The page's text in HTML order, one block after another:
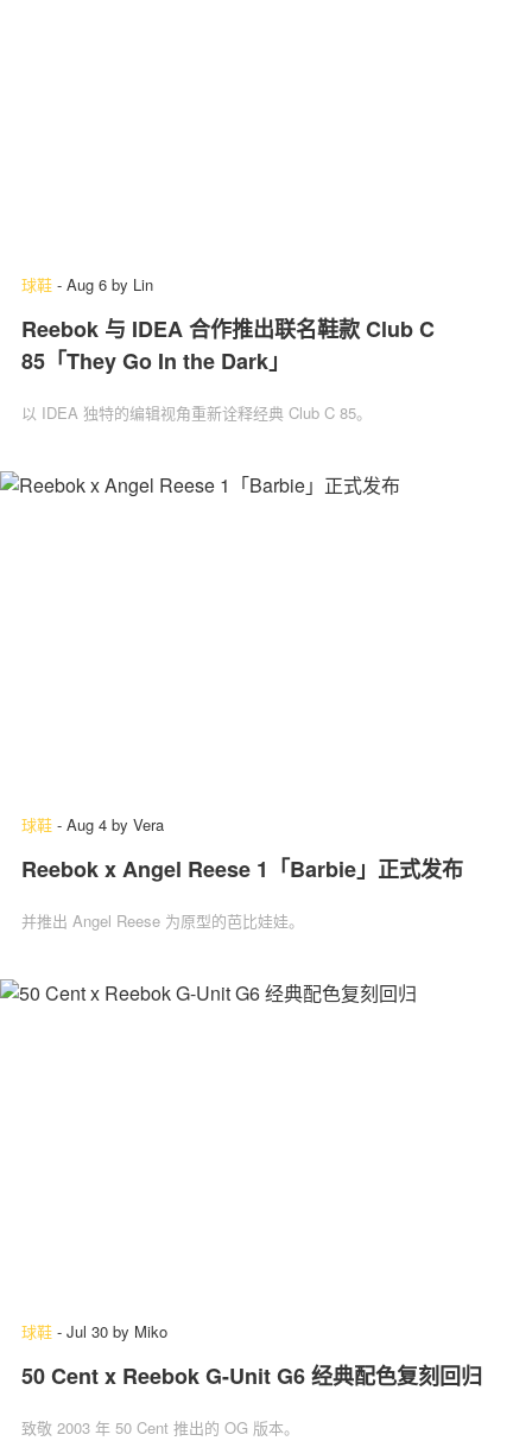
球鞋 - Aug 6 by Lin
Reebok 与 IDEA 合作推出联名鞋款 Club C
85「They Go In the Dark」
以 IDEA 独特的编辑视角重新诠释经典 Club C 85。
球鞋 - Aug 4 by Vera
Reebok x Angel Reese 1「Barbie」‌正式发布
并推出 Angel Reese 为原型的芭比娃娃。
球鞋 - Jul 30 by Miko
50 Cent x Reebok G-Unit G6 经典配色复刻回归
致敬 2003 年 50 Cent 推出的 OG 版本。